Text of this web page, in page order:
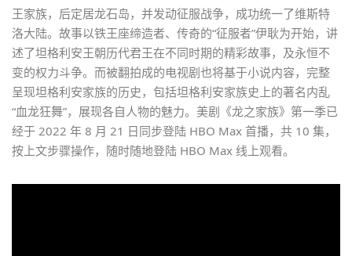
王家族，后定居龙石岛，并发动征服战争，成功统一了维斯特
洛大陆。故事以铁王座缔造者、传奇的“征服者”伊耿为开始，讲
述了坦格利安王朝历代君王在不同时期的精彩故事，及永恒不
变的权力斗争。而被翻拍成的电视剧也将基于小说内容，完整
呈现坦格利安家族的历史，包括坦格利安家族史上的著名内乱
“血龙狂舞”，展现各自人物的魅力。美剧《龙之家族》第一季已
经于 2022 年 8 月 21 日同步登陆 HBO Max 首播，共 10 集，
按上文步骤操作，随时随地登陆 HBO Max 线上观看。